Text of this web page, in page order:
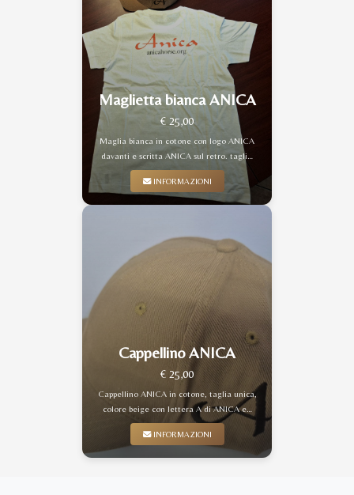
Maglietta bianca ANICA
€ 25,00
Maglia bianca in cotone con logo ANICA
davanti e scritta ANICA sul retro. tagli…
INFORMAZIONI
Cappellino ANICA
€ 25,00
Cappellino ANICA in cotone, taglia unica,
colore beige con lettera A di ANICA e…
INFORMAZIONI